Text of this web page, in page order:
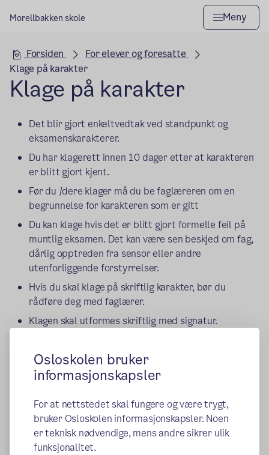
Osloskolen bruker
informasjonskapsler
For at nettstedet skal fungere og være trygt,
bruker Osloskolen informasjonskapsler. Noen
er teknisk nødvendige, mens andre sikrer ulik
funksjonalitet.
Morellbakken skole Meny
Hovedseksjon
Forsiden
For elever og foresatte
Klage på karakter
Klage på karakter
Det blir gjort enkeltvedtak ved standpunkt og
eksamenskarakterer.
Du har klagerett innen 10 dager etter at karakteren
er blitt gjort kjent.
Før du /dere klager må du be faglæreren om en
begrunnelse for karakteren som er gitt
Du kan klage hvis det er blitt gjort formelle feil på
muntlig eksamen. Det kan være sen beskjed om fag,
dårlig opptreden fra sensor eller andre
utenforliggende forstyrrelser.
Hvis du skal klage på skriftlig karakter, bør du
rådføre deg med faglærer.
Klagen skal utformes skriftlig med signatur.
du hos Statsforvalteren:Klage på standpunkt |
Statsforvalteren i Østfold, Buskerud, Oslo og Akershus
Publisert:31.03.2016